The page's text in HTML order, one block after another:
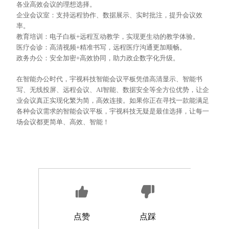
各业高效会议的理想选择。
企业会议室：支持远程协作、数据展示、实时批注，提升会议效
率。
教育培训：电子白板+远程互动教学，实现更生动的教学体验。
医疗会诊：高清视频+精准书写，远程医疗沟通更加顺畅。
政务办公：安全加密+高效协同，助力政企数字化升级。
在智能办公时代，宇视科技智能会议平板凭借高清显示、智能书
写、无线投屏、远程会议、AI智能、数据安全等全方位优势，让企
业会议真正实现化繁为简，高效连接。如果你正在寻找一款能满足
各种会议需求的智能会议平板，宇视科技无疑是最佳选择，让每一
场会议都更简单、高效、智能！